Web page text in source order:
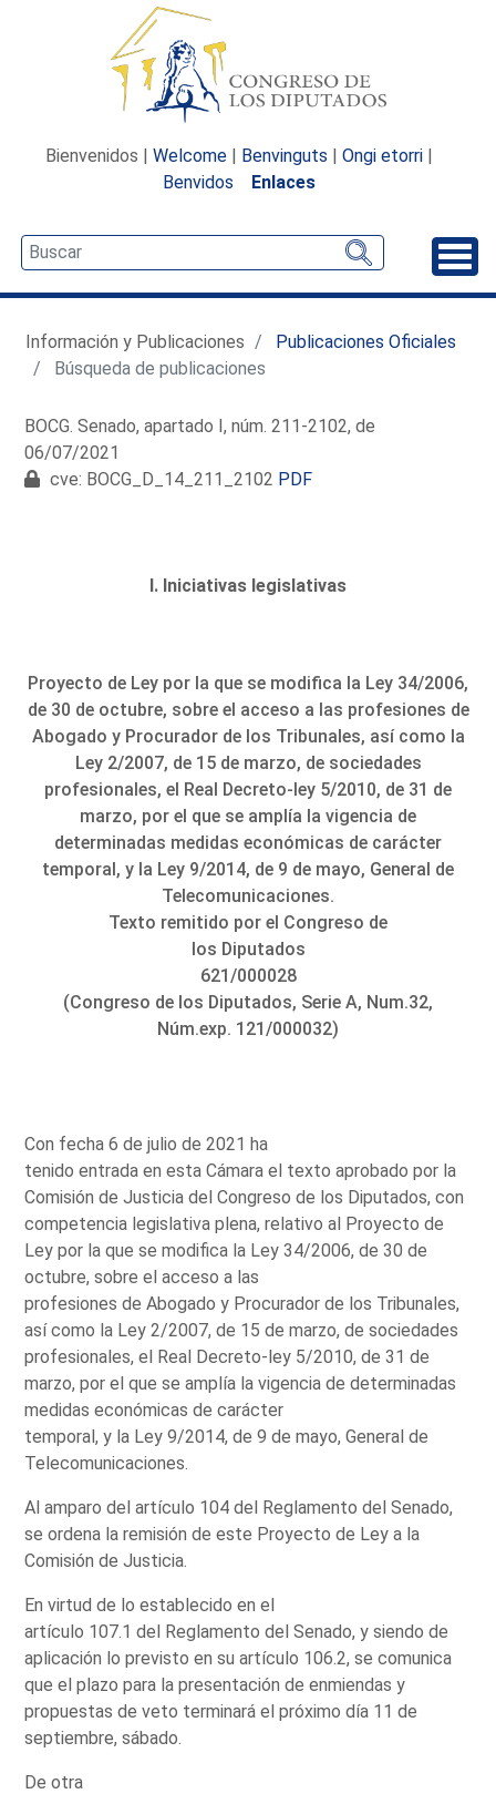
Bienvenidos | Welcome | Benvinguts | Ongi etorri |
Benvidos
Enlaces
Información y Publicaciones
Publicaciones Oficiales
Búsqueda de publicaciones
BOCG. Senado, apartado I, núm. 211-2102, de
06/07/2021
cve: BOCG_D_14_211_2102 PDF
I. Iniciativas legislativas
Proyecto de Ley por la que se modifica la Ley 34/2006,
de 30 de octubre, sobre el acceso a las profesiones de
Abogado y Procurador de los Tribunales, así como la
Ley 2/2007, de 15 de marzo, de sociedades
profesionales, el Real Decreto-ley 5/2010, de 31 de
marzo, por el que se amplía la vigencia de
determinadas medidas económicas de carácter
temporal, y la Ley 9/2014, de 9 de mayo, General de
Telecomunicaciones.
Texto remitido por el Congreso de
los Diputados
621/000028
(Congreso de los Diputados, Serie A, Num.32,
Núm.exp. 121/000032)
Con fecha 6 de julio de 2021 ha
tenido entrada en esta Cámara el texto aprobado por la
Comisión de Justicia del Congreso de los Diputados, con
competencia legislativa plena, relativo al Proyecto de
Ley por la que se modifica la Ley 34/2006, de 30 de
octubre, sobre el acceso a las
profesiones de Abogado y Procurador de los Tribunales,
así como la Ley 2/2007, de 15 de marzo, de sociedades
profesionales, el Real Decreto-ley 5/2010, de 31 de
marzo, por el que se amplía la vigencia de determinadas
medidas económicas de carácter
temporal, y la Ley 9/2014, de 9 de mayo, General de
Telecomunicaciones.
Al amparo del artículo 104 del Reglamento del Senado,
se ordena la remisión de este Proyecto de Ley a la
Comisión de Justicia.
En virtud de lo establecido en el
artículo 107.1 del Reglamento del Senado, y siendo de
aplicación lo previsto en su artículo 106.2, se comunica
que el plazo para la presentación de enmiendas y
propuestas de veto terminará el próximo día 11 de
septiembre, sábado.
De otra